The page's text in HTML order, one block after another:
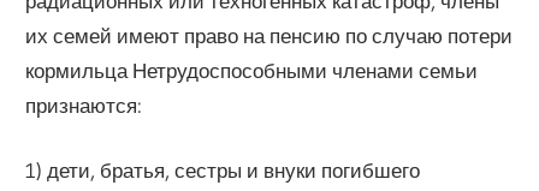
их семей имеют право на пенсию по случаю потери
кормильца Нетрудоспособными членами семьи
признаются:
1) дети, братья, сестры и внуки погибшего